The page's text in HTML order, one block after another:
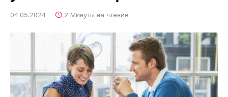
04.05.2024 2 Минуты на чтение